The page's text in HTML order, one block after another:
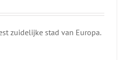
zuidelijke stad van Europa.